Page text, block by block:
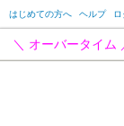
はじめての方へ ヘルプ ロ
＼ オーバータイム